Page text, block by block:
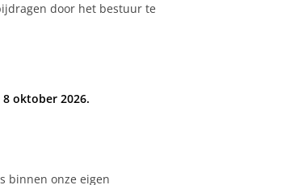
door het bestuur te
oktober 2026.
binnen onze eigen